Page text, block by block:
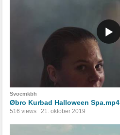
Svoemkbh
Øbro Kurbad Halloween Spa.mp4
516 views 21. oktober 2019